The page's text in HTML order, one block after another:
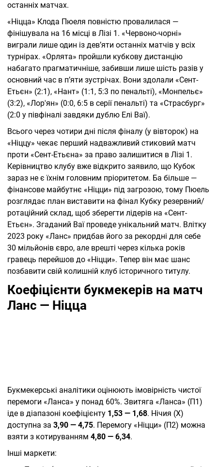
останніх матчах.
«Ніцца» Клода Пюеля повністю провалилася —
фінішувала на 16 місці в Лізі 1. «Червоно-чорні»
виграли лише один із дев’яти останніх матчів у всіх
турнірах. «Орлята» пройшли кубкову дистанцію
набагато прагматичніше, забивши лише шість разів у
основний час в п’яти зустрічах. Вони здолали «Сент-
Етьєн» (2:1), «Нант» (1:1, 5:3 по пенальті), «Монпельє»
(3:2), «Лор'ян» (0:0, 6:5 в серії пенальті) та «Страсбург»
(2:0 у півфіналі завдяки дублю Елі Ваї).
Всього через чотири дні після фіналу (у вівторок) на
«Ніццу» чекає перший надважливий стиковий матч
проти «Сент-Етьєна» за право залишитися в Лізі 1.
Керівництво клубу вже відкрито заявило, що Кубок
зараз не є їхнім головним пріоритетом. Ба більше —
фінансове майбутнє «Ніцци» під загрозою, тому Пюель
розглядає план виставити на фінал Кубку резервний/
ротаційний склад, щоб зберегти лідерів на «Сент-
Етьєн». Згаданий Ваї проведе унікальний матч. Влітку
2023 року «Ланс» придбав його за рекордні для себе
30 мільйонів євро, але врешті через кілька років
гравець перейшов до «Ніцци». Тепер він має шанс
позбавити свій колишній клуб історичного титулу.
Коефіцієнти букмекерів на матч
Ланс — Ніцца
Букмекерські аналітики оцінюють імовірність чистої
перемоги «Ланса» у понад 60%. Звитяга «Ланса» (П1)
іде в діапазоні коефіцієнту 1,53 — 1,68. Нічия (Х)
доступна за 3,90 — 4,75. Перемогу «Ніцци» (П2) можна
взяти з котируванням 4,80 — 6,34.
Інші маркети: